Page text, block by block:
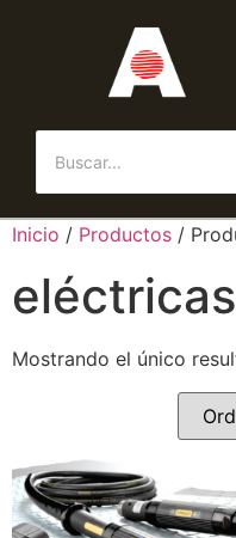
Inicio / Productos /
eléctricas
Mostrando el único